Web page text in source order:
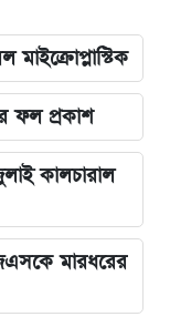
ফল প্রকাশ
কালচারাল
মারধরের